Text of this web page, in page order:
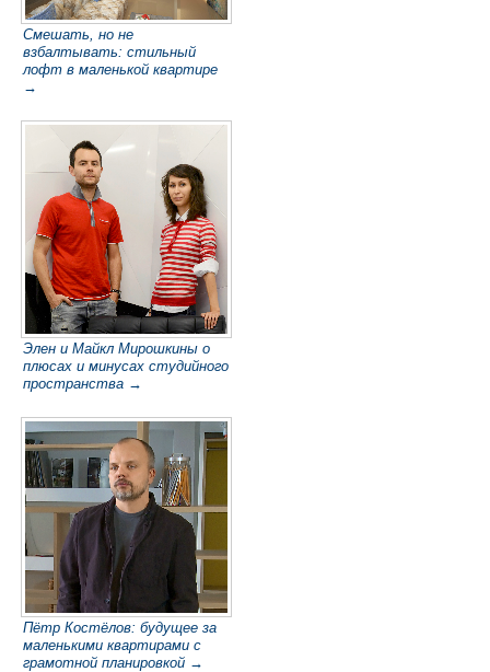
Смешать, но не
взбалтывать: стильный
лофт в маленькой квартире
→
Элен и Майкл Мирошкины о
плюсах и минусах студийного
пространства →
Пётр Костёлов: будущее за
маленькими квартирами с
грамотной планировкой →